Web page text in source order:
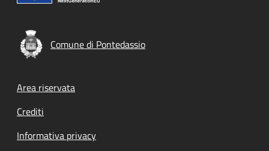
Comune di Pontedassio
Footer menu
Area riservata
Crediti
Informativa privacy